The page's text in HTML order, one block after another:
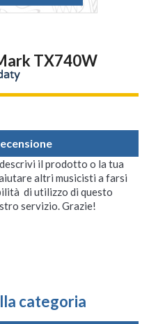
TX740W
il prodotto o la tua
altri musicisti a farsi
di utilizzo di questo
servizio. Grazie!
categoria